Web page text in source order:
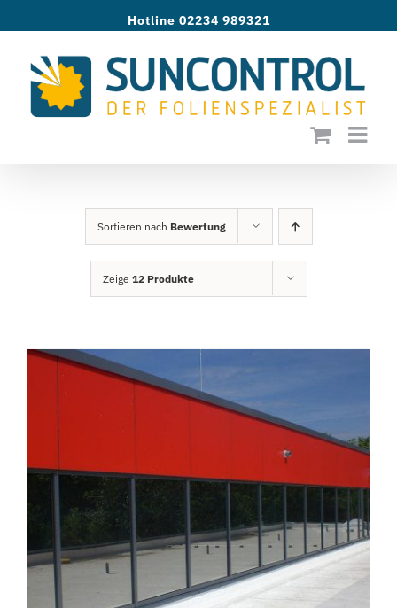
springen
Hotline 02234 989321
Sortieren nach Bewertung
Zeige 12 Produkte